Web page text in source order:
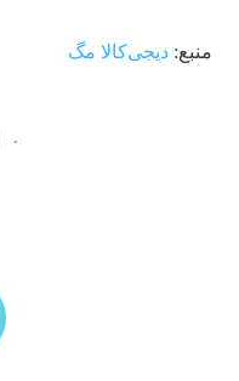
منبع:دیجی‌کالا مگ
۰
دسته‌بندی‌های منتخب برای شما